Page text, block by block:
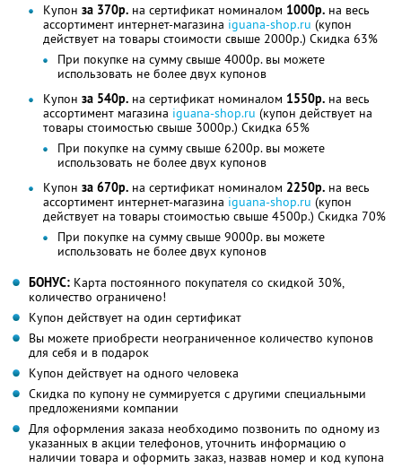
Купон за 370р. на сертификат номиналом 1000р. на весь
ассортимент интернет-магазина iguana-shop.ru (купон
действует на товары стоимости свыше 2000р.) Скидка 63%
При покупке на сумму свыше 4000р. вы можете
использовать не более двух купонов
Купон за 540р. на сертификат номиналом 1550р. на весь
ассортимент магазина iguana-shop.ru (купон действует на
товары стоимостью свыше 3000р.) Скидка 65%
При покупке на сумму свыше 6200р. вы можете
использовать не более двух купонов
Купон за 670р. на сертификат номиналом 2250р. на весь
ассортимент интернет-магазина iguana-shop.ru (купон
действует на товары стоимостью свыше 4500р.) Скидка 70%
При покупке на сумму свыше 9000р. вы можете
использовать не более двух купонов
БОНУС: Карта постоянного покупателя со скидкой 30%,
количество ограничено!
Купон действует на один сертификат
Вы можете приобрести неограниченное количество купонов
для себя и в подарок
Купон действует на одного человека
Скидка по купону не суммируется с другими специальными
предложениями компании
Для оформления заказа необходимо позвонить по одному из
указанных в акции телефонов, уточнить информацию о
наличии товара и оформить заказ, назвав номер и код купона